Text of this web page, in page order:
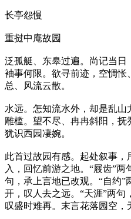
长亭怨慢
重挝中庵故园
泛孤艇、东皋过遍。尚记当日
袖事何限。欲寻前迹，空惆
总、风流云散。
水远。怎知流水外，却是乱
雕槛。望不尽、冉冉斜阳，抚
犹识西园凄婉。
此首过故园有感。起处叙事，
入，回忆前游之地。“屐齿”
句，承上言地已改观。“自约
开，叹人去之远。“天涯”两句
叹盛时难再。末言花落园空，